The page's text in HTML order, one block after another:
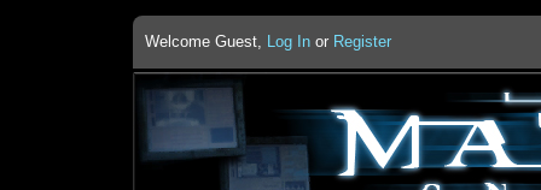
Welcome Guest, Log In or Register